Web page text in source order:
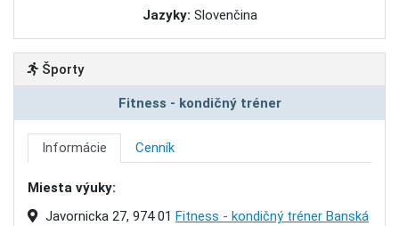
Jazyky: Slovenčina
Športy
Fitness - kondičný tréner
Informácie Cenník
Miesta výuky:
Javornicka 27, 974 01 Fitness - kondičný tréner Banská